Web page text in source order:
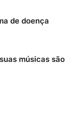
de doença
músicas são